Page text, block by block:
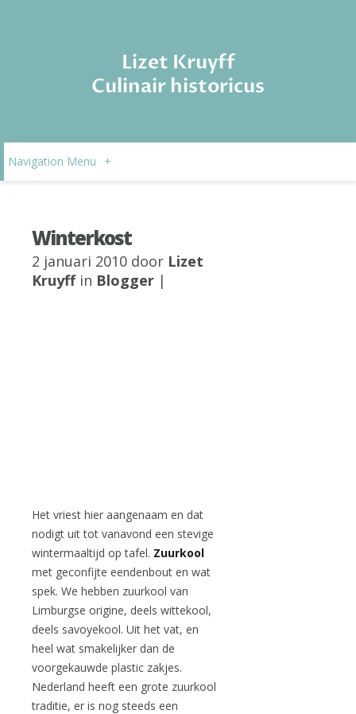
Lizet Kruyff
Culinair historicus
Navigation Menu +
Winterkost
2 januari 2010 door Lizet
Kruyffin Blogger |
Het vriest hier aangenaam en dat
nodigt uit tot vanavond een stevige
wintermaaltijd op tafel. Zuurkool
met geconfijte eendenbout en wat
spek. We hebben zuurkool van
Limburgse origine, deels wittekool,
deels savoyekool. Uit het vat, en
heel wat smakelijker dan de
voorgekauwde plastic zakjes.
Nederland heeft een grote zuurkool
traditie, er is nog steeds een